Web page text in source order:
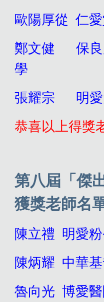
歐陽厚從 仁
鄭文健 保良
學
張耀宗 明愛
恭喜以上得獎
第八屆「傑
獲獎老師名
陳立禮 明愛
陳炳耀 中華
魯向光 博愛